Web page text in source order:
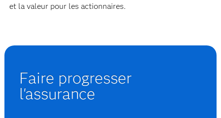
et la valeur pour les actionnaires.
Faire progresser
l'assurance